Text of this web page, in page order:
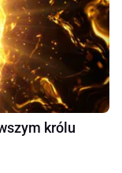
królu